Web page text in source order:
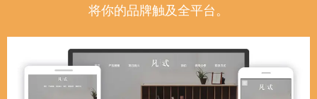
将你的品牌触及全平台。